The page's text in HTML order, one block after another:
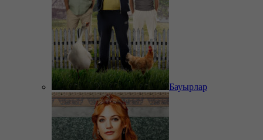
Бауырлар